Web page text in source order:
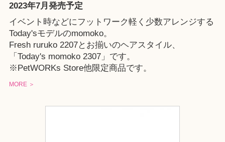
2023年7月発売予定
イベント時などにフットワーク軽く少数アレンジする
Today'sモデルのmomoko。
Fresh ruruko 2207とお揃いのヘアスタイル、
「Today's momoko 2307」です。
※PetWORKs Store他限定商品です。
MORE ＞